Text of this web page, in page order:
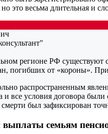
это весьма длительная и
регионе РФ существуют
погибших от «короны».
распространенным
и все условия договора
был зафиксирован
семьям